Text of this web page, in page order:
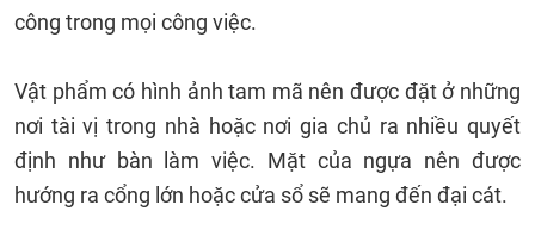
công trong mọi công việc.
Vật phẩm có hình ảnh tam mã nên được đặt ở những
nơi tài vị trong nhà hoặc nơi gia chủ ra nhiều quyết
định như bàn làm việc. Mặt của ngựa nên được
hướng ra cổng lớn hoặc cửa sổ sẽ mang đến đại cát.